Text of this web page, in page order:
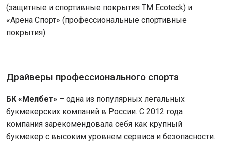
(защитные и спортивные покрытия ТМ Ecoteck) и
«Арена Спорт» (профессиональные спортивные
покрытия).
Драйверы профессионального спорта
БК «Мелбет» – одна из популярных легальных
букмекерских компаний в России. С 2012 года
компания зарекомендовала себя как крупный
букмекер с высоким уровнем сервиса и безопасности.